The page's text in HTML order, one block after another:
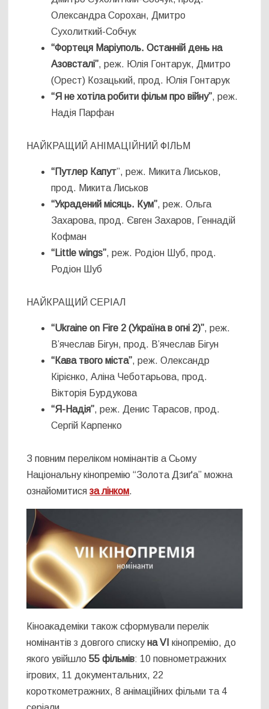
Олександра Сорохан, Дмитро
Сухолиткий-Собчук
“Фортеця Маріуполь. Останній день на
Азовсталі”, реж. Юлія Гонтарук, Дмитро
(Орест) Козацький, прод. Юлія Гонтарук
“Я не хотіла робити фільм про війну”, реж.
Надія Парфан
НАЙКРАЩИЙ АНІМАЦІЙНИЙ ФІЛЬМ
“Путлер Капут”, реж. Микита Лиськов,
прод. Микита Лиськов
“Украдений місяць. Кум”, реж. Ольга
Захарова, прод. Євген Захаров, Геннадій
Кофман
“Little wings”, реж. Родіон Шуб, прод.
Родіон Шуб
НАЙКРАЩИЙ СЕРІАЛ
“Ukraine on Fire 2 (Україна в огні 2)”, реж.
В’ячеслав Бігун, прод. В’ячеслав Бігун
“Кава твого міста”, реж. Олександр
Кірієнко, Аліна Чеботарьова, прод.
Вікторія Бурдукова
“Я-Надія”, реж. Денис Тарасов, прод.
Сергій Карпенко
З повним переліком номінантів а Сьому
Національну кінопремію “Золота Дзиґа” можна
ознайомитисяза лінком.
Кіноакадеміки також сформували перелік
номінантів з довгого спискуна VI кінопремію, до
якого увійшло55 фільмів: 10 повнометражних
ігрових, 11 документальних, 22
короткометражних, 8 анімаційних фільми та 4